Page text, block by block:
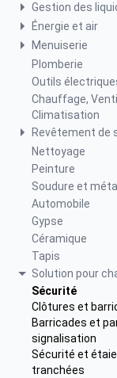
Gestion des
Énergie et air
Menuiserie
Plomberie
Outils
Chauffage,
Climatisation
Revêtement de
Nettoyage
Peinture
Soudure et
Automobile
Gypse
Céramique
Tapis
Solution pour
Sécurité
Clôtures et
Barricades et
signalisation
Sécurité et
tranchées